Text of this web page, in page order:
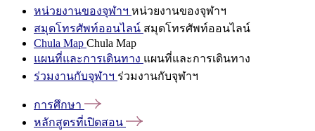
หน่วยงานของจุฬาฯ หน่วยงานของจุฬาฯ
สมุดโทรศัพท์ออนไลน์ สมุดโทรศัพท์ออนไลน์
Chula Map Chula Map
แผนที่และการเดินทาง แผนที่และการเดินทาง
ร่วมงานกับจุฬาฯ ร่วมงานกับจุฬาฯ
การศึกษา
หลักสูตรที่เปิดสอน